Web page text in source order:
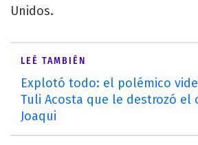
Unidos.
LEÉ TAMBIÉN
Explotó todo: el polémico
Tuli Acosta que le destrozó el
Joaqui